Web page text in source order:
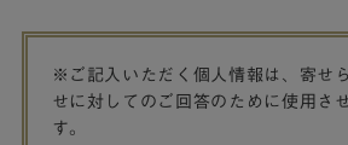
※ご記入いただく個人情報は、寄せ
せに対してのご回答のために使用さ
す。